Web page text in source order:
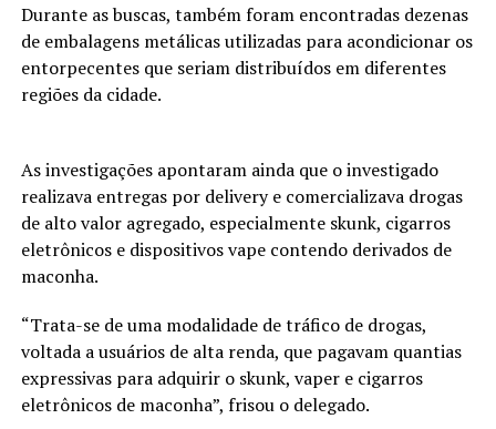
Durante as buscas, também foram encontradas dezenas
de embalagens metálicas utilizadas para acondicionar os
entorpecentes que seriam distribuídos em diferentes
regiões da cidade.
As investigações apontaram ainda que o investigado
realizava entregas por delivery e comercializava drogas
de alto valor agregado, especialmente skunk, cigarros
eletrônicos e dispositivos vape contendo derivados de
maconha.
“Trata-se de uma modalidade de tráfico de drogas,
voltada a usuários de alta renda, que pagavam quantias
expressivas para adquirir o skunk, vaper e cigarros
eletrônicos de maconha”, frisou o delegado.